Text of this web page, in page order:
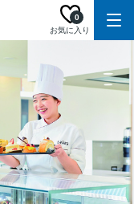
お気に入り
0